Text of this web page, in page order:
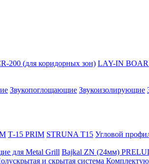
200 (для коридорных зон) LAY-IN
Звукопоглощающие Звукоизолирующие
Т-15 PRIM STRUNA Т15 Угловой
для Metal Grill Bajkal ZN (24мм)
и скрытая система